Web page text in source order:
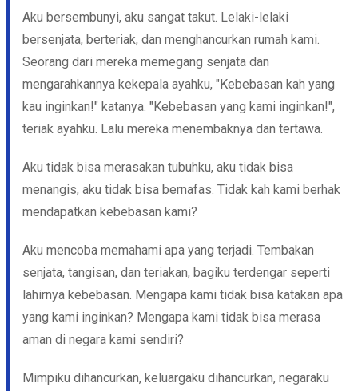
Aku bersembunyi, aku sangat takut. Lelaki-lelaki
bersenjata, berteriak, dan menghancurkan rumah kami.
Seorang dari mereka memegang senjata dan
mengarahkannya kekepala ayahku, "Kebebasan kah yang
kau inginkan!" katanya. "Kebebasan yang kami inginkan!",
teriak ayahku. Lalu mereka menembaknya dan tertawa.
Aku tidak bisa merasakan tubuhku, aku tidak bisa
menangis, aku tidak bisa bernafas. Tidak kah kami berhak
mendapatkan kebebasan kami?
Aku mencoba memahami apa yang terjadi. Tembakan
senjata, tangisan, dan teriakan, bagiku terdengar seperti
lahirnya kebebasan. Mengapa kami tidak bisa katakan apa
yang kami inginkan? Mengapa kami tidak bisa merasa
aman di negara kami sendiri?
Mimpiku dihancurkan, keluargaku dihancurkan, negaraku